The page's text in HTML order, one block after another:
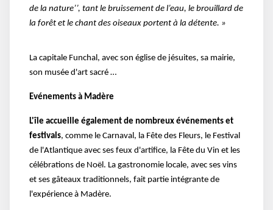
de la nature’’, tant le bruissement de l’eau, le brouillard de
la forêt et le chant des oiseaux portent à la détente. »
La capitale Funchal, avec son église de jésuites, sa mairie,
son musée d'art sacré …
Evénements à Madère
L'île accueille également de nombreux événements et
festivals, comme le Carnaval, la Fête des Fleurs, le Festival
de l'Atlantique avec ses feux d'artifice, la Fête du Vin et les
célébrations de Noël. La gastronomie locale, avec ses vins
et ses gâteaux traditionnels, fait partie intégrante de
l'expérience à Madère.